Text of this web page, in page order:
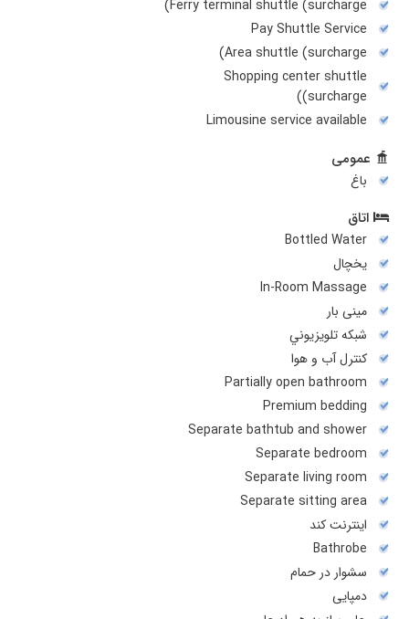
Ferry terminal shuttle (surcharge)
Pay Shuttle Service
Area shuttle (surcharge)
Shopping center shuttle
(surcharge)
Limousine service available
عمومی
باغ
اتاق
Bottled Water
يخچال
In-Room Massage
مینی بار
شبكه تلويزيوني
کنترل آب و هوا
Partially open bathroom
Premium bedding
Separate bathtub and shower
Separate bedroom
Separate living room
Separate sitting area
اینترنت کند
Bathrobe
سشوار در حمام
دمپایی